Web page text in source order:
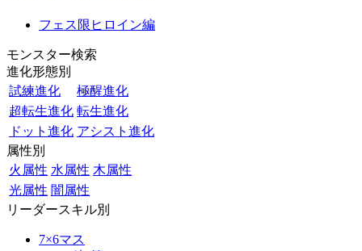
フェス限ヒロイン編
モンスター検索
進化形態別
試練進化
極醒進化
超転生進化 転生進化
ドット進化 アシスト進化
属性別
火属性 水属性 木属性
光属性 闇属性
リーダースキル別
7×6マス